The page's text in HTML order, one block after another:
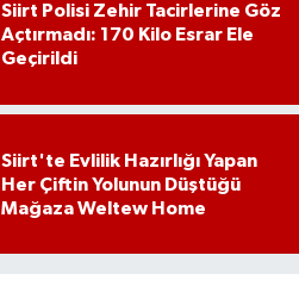
Siirt Polisi Zehir Tacirlerine Göz
Açtırmadı: 170 Kilo Esrar Ele
Geçirildi
Siirt'te Evlilik Hazırlığı Yapan
Her Çiftin Yolunun Düştüğü
Mağaza Weltew Home